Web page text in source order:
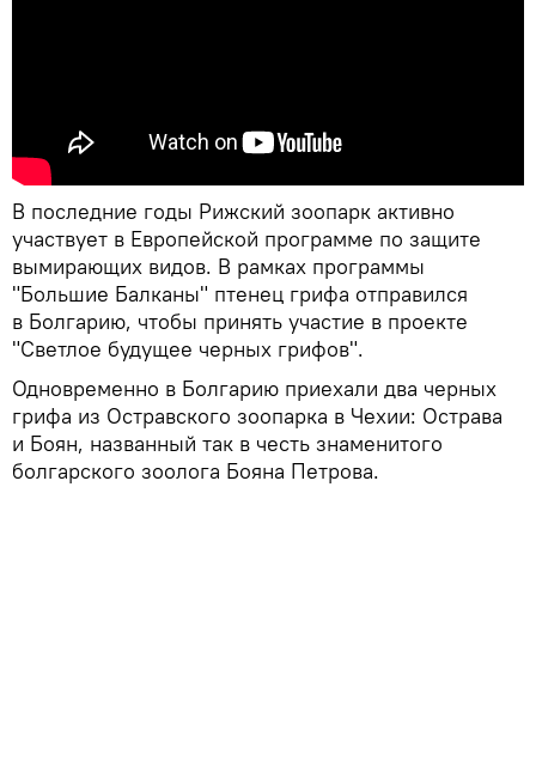
В последние годы Рижский зоопарк активно
участвует в Европейской программе по защите
вымирающих видов. В рамках программы
"Большие Балканы" птенец грифа отправился
в Болгарию, чтобы принять участие в проекте
"Светлое будущее черных грифов".
Одновременно в Болгарию приехали два черных
грифа из Остравского зоопарка в Чехии: Острава
и Боян, названный так в честь знаменитого
болгарского зоолога Бояна Петрова.